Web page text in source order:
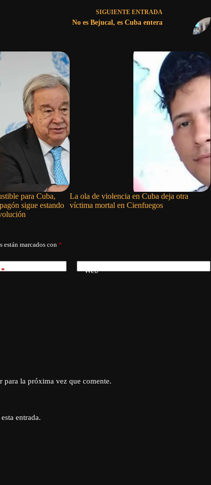
SIGUIENTE ENTRADA
No es Bejucal, es Cuba entera
para Cuba,
sigue estando
La ola de violencia en Cuba deja otra
víctima mortal en Cienfuegos
marcados con *
Web
para la próxima vez que comente.
entrada.